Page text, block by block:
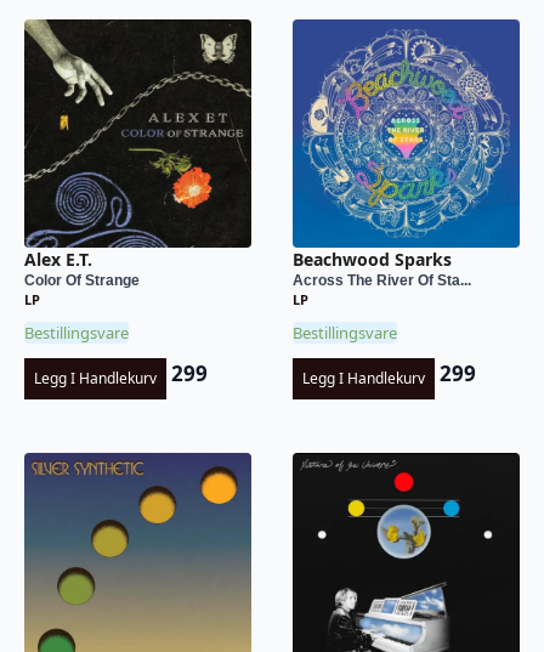
Alex E.T.
Color Of Strange
LP
Bestillingsvare
Legg I Handlekurv 299
Beachwood Sparks
Across The River Of Sta...
LP
Bestillingsvare
Legg I Handlekurv 299